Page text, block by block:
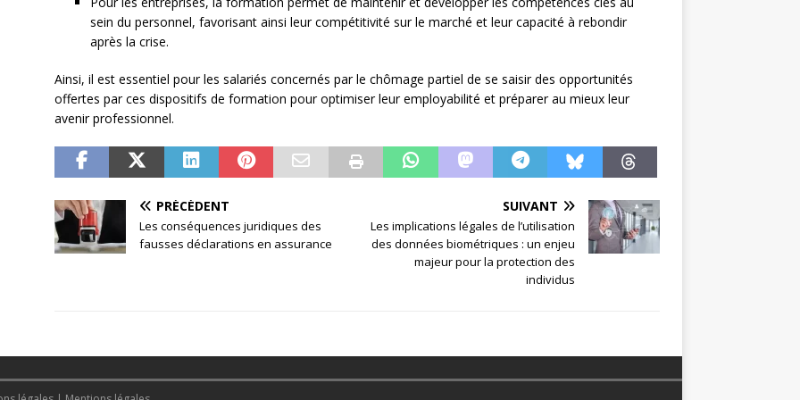
sein du personnel, favorisant ainsi leur compétitivité sur le marché et leur capacité à rebondir
après la crise.
Ainsi, il est essentiel pour les salariés concernés par le chômage partiel de se saisir des opportunités
offertes par ces dispositifs de formation pour optimiser leur employabilité et préparer au mieux leur
avenir professionnel.
PRÉCÉDENT
Les conséquences juridiques des
fausses déclarations en assurance
SUIVANT
Les implications légales de l’utilisation
des données biométriques : un enjeu
majeur pour la protection des
individus